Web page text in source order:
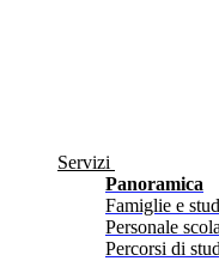
Servizi
Panoramica
Famiglie e
Personale
Percorsi di